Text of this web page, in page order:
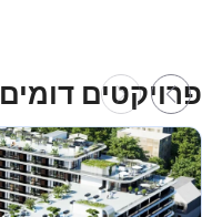
פרויקטים דומים